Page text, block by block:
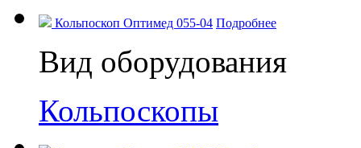
Кольпоскоп Оптимед 055-04 Подробнее
Вид оборудования
Кольпоскопы